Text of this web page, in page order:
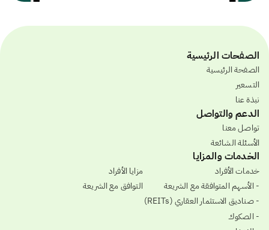
الصفحات الرئيسية
الصفحة الرئيسية
التسعير
نبذة عنا
الدعم والتواصل
تواصل معنا
الأسئلة الشائعة
الخدمات والمزايا
خدمات الأفراد
- الأسهم المتوافقة مع الشريعة
- صناديق الاستثمار العقاري (REITs)
- الصكوك
مزايا الأفراد
التوافق مع الشريعة